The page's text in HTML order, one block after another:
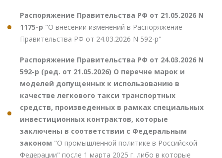
Распоряжение Правительства РФ от 21.05.2026 N
1175-р "О внесении изменений в Распоряжение
Правительства РФ от 24.03.2026 N 592-р"
Распоряжение Правительства РФ от 24.03.2026 N
592-р (ред. от 21.05.2026) О перечне марок и
моделей допущенных к использованию в
качестве легкового такси транспортных
средств, произведенных в рамках специальных
инвестиционных контрактов, которые
заключены в соответствии с Федеральным
законом "О промышленной политике в Российской
Федерации" после 1 марта 2025 г. либо в которые